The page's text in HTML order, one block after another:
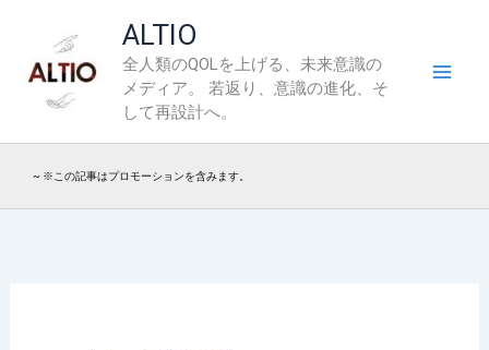
ALTIO
全人類のQOLを上げる、未来意識の
メディア。 若返り、意識の進化、そ
して再設計へ。
~ ※この記事はプロモーションを含みます。